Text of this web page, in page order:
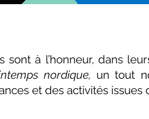
sont à l’honneur, dans
nordique, un tout
et des activités issues